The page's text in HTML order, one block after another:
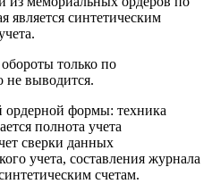
является синтетическим
только по
не выводится.
формы: техника
полнота учета
сверки данных
учета, составления журнала
счетам.